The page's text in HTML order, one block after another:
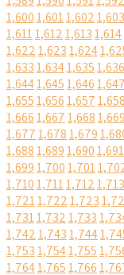
1,6001,6011,6021,603
1,6111,6121,6131,614
1,6221,6231,624
1,6331,6341,6351,636
1,6441,6451,6461,647
1,6551,6561,6571,658
1,6661,6671,6681,669
1,6771,6781,679
1,6881,6891,6901,691
1,6991,7001,701
1,7101,7111,7121,713
1,7211,7221,723
1,7311,7321,733
1,7421,7431,744
1,7531,7541,755
1,7641,7651,766